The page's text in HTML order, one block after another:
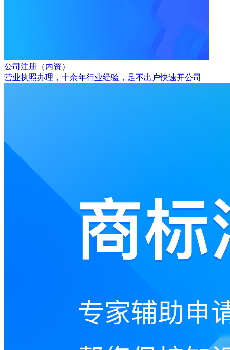
公司注册（内资）
营业执照办理，十余年行业经验，足不出户快速开公司